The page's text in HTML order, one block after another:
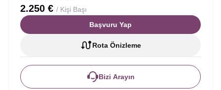
2.250 € / Kişi Başı
Başvuru Yap
Rota Önizleme
Bizi Arayın